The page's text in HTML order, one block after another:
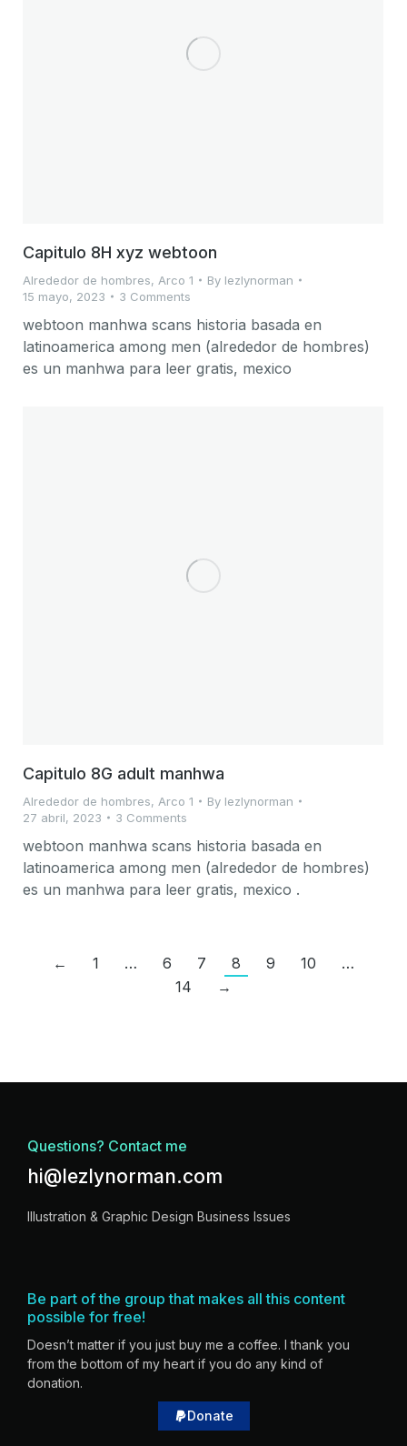
Capitulo 8H xyz webtoon
Alrededor de hombres, Arco 1 By lezlynorman
15 mayo, 2023
3 Comments
webtoon manhwa scans historia basada en
latinoamerica among men (alrededor de hombres)
es un manhwa para leer gratis, mexico
Capitulo 8G adult manhwa
Alrededor de hombres, Arco 1 By lezlynorman
27 abril, 2023
3 Comments
webtoon manhwa scans historia basada en
latinoamerica among men (alrededor de hombres)
es un manhwa para leer gratis, mexico .
← 1 … 6 7 8 9 10
…
14
→
Questions? Contact me
hi@lezlynorman.com
Illustration & Graphic Design Business Issues
Be part of the group that makes all this content
possible for free!
Doesn’t matter if you just buy me a coffee. I thank you
from the bottom of my heart if you do any kind of
donation.
Donate